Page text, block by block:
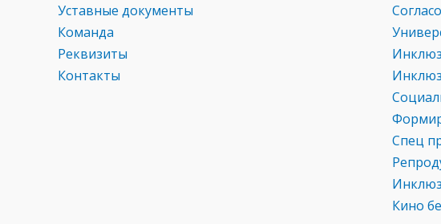
Уставные документы
Команда
Реквизиты
Контакты
Спец
Кино